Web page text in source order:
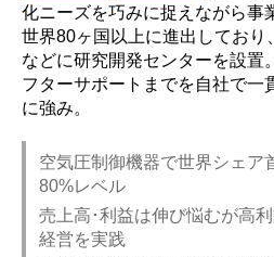
化ニーズを巧みに捉えながら事
世界80ヶ国以上に進出しており
などに研究開発センターを設置
フターサポートまでを自社で一
に強み。
空気圧制御機器で世界シェア
80%レベル
売上高･利益は伸び悩むが高
経営を実践